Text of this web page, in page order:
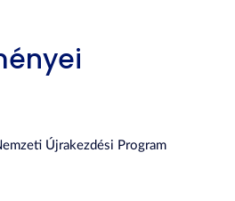
Újrakezdési Program